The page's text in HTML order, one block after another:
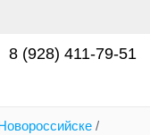
8 (928) 411-79-51
/